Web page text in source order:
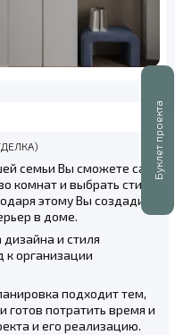
Буклет проекта
семьи Вы сможете сами
комнат и выбрать стиль
этому Вы создадите
в доме.
и стиля
к организации
подходит тем,
готов потратить время и
и его реализацию.